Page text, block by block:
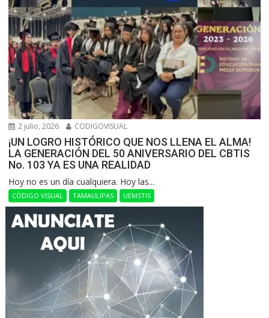
2 julio, 2026 CODIGOVISUAL
¡UN LOGRO HISTÓRICO QUE NOS LLENA EL ALMA!
LA GENERACIÓN DEL 50 ANIVERSARIO DEL CBTIS
No. 103 YA ES UNA REALIDAD
Hoy no es un día cualquiera. Hoy las...
CÓDIGO VISUAL TAMAULIPAS UEMSTIS